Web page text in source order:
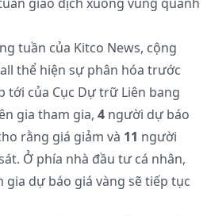
tuần của Kitco News, cộng
thể hiện sự phân hóa trước
tới của Cục Dự trữ Liên bang
gia tham gia, 4 người dự báo
rằng giá giảm và 11 người
Ở phía nhà đầu tư cá nhân,
gia dự báo giá vàng sẽ tiếp tục